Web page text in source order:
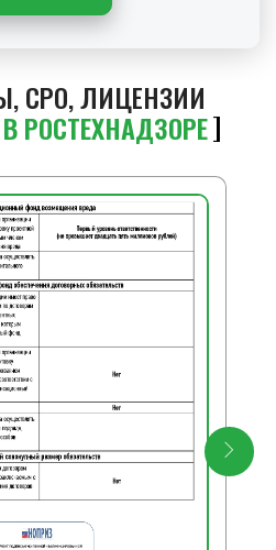
СРО, ЛИЦЕНЗИИ
РОСТЕХНАДЗОРЕ